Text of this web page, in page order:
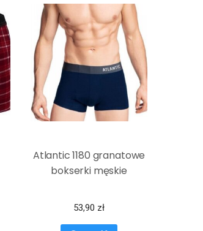
Atlantic 1180 granatowe
bokserki męskie
53,90 zł